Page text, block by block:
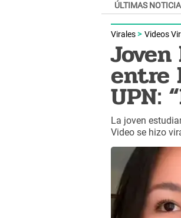
ÚLTIMAS
Virales Videos
entre
UPN:
La joven
Video se hizo